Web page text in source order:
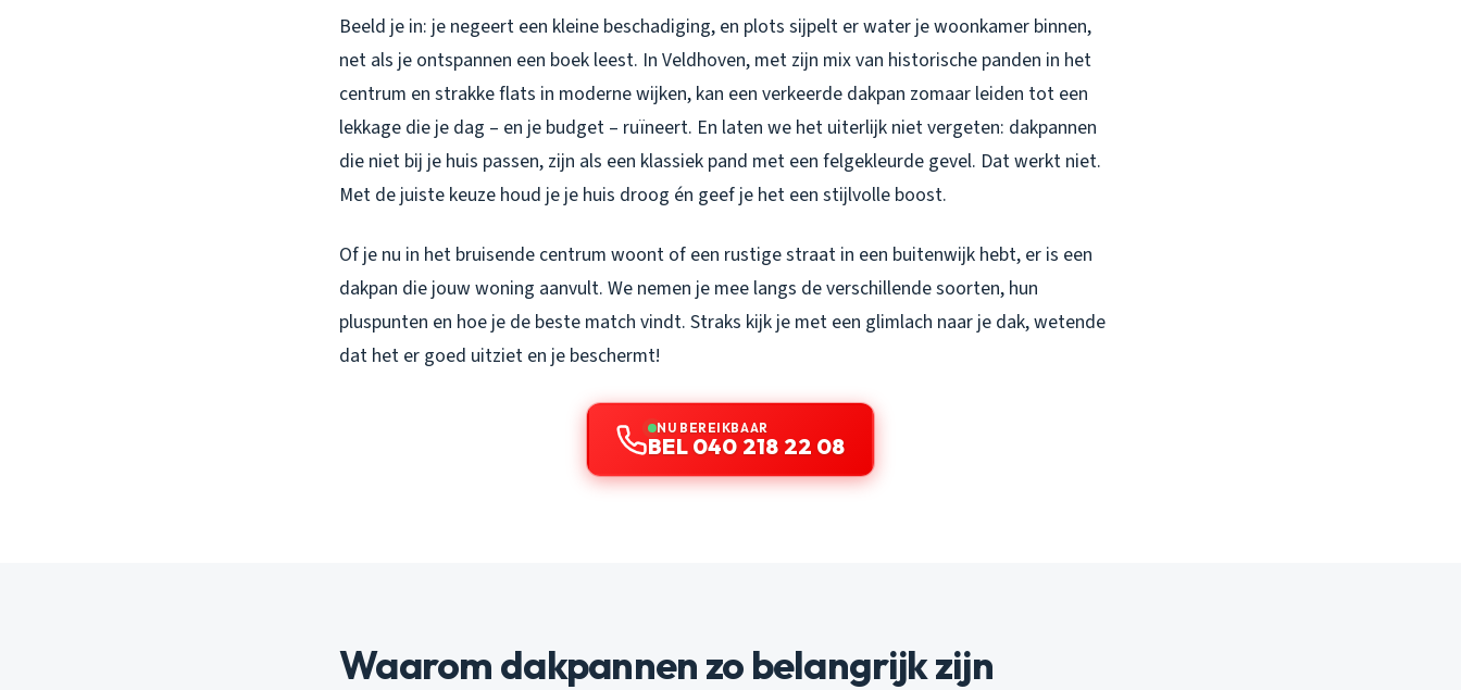
Beeld je in: je negeert een kleine beschadiging, en plots sijpelt er water je woonkamer binnen,
net als je ontspannen een boek leest. In Veldhoven, met zijn mix van historische panden in het
centrum en strakke flats in moderne wijken, kan een verkeerde dakpan zomaar leiden tot een
lekkage die je dag – en je budget – ruïneert. En laten we het uiterlijk niet vergeten: dakpannen
die niet bij je huis passen, zijn als een klassiek pand met een felgekleurde gevel. Dat werkt niet.
Met de juiste keuze houd je je huis droog én geef je het een stijlvolle boost.
Of je nu in het bruisende centrum woont of een rustige straat in een buitenwijk hebt, er is een
dakpan die jouw woning aanvult. We nemen je mee langs de verschillende soorten, hun
pluspunten en hoe je de beste match vindt. Straks kijk je met een glimlach naar je dak, wetende
dat het er goed uitziet en je beschermt!
NU BEREIKBAAR
BEL 040 218 22 08
Waarom dakpannen zo belangrijk zijn